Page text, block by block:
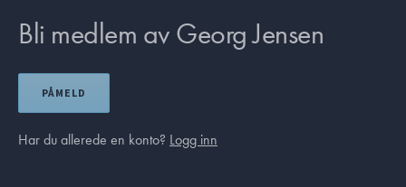
Bli medlem av Georg Jensen
PÅMELD
Har du allerede en konto? Logg inn